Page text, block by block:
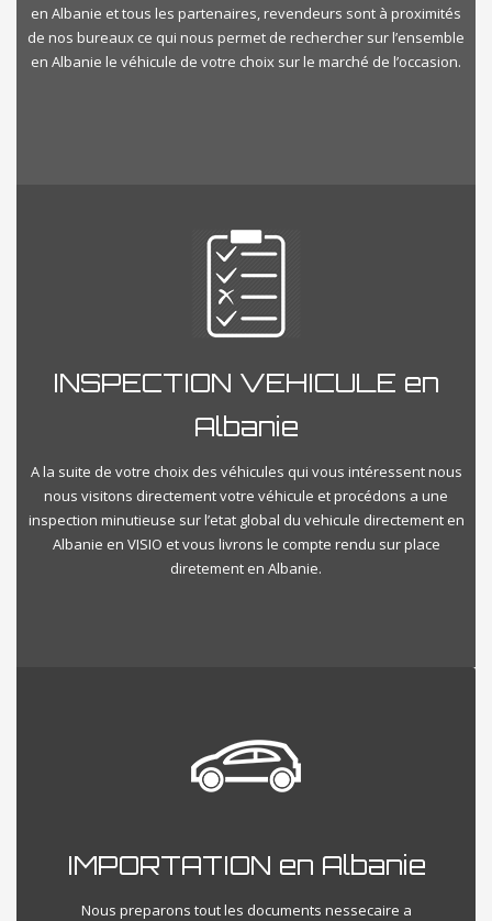
en Albanie et tous les partenaires, revendeurs sont à proximités
de nos bureaux ce qui nous permet de rechercher sur l’ensemble
en Albanie le véhicule de votre choix sur le marché de l’occasion.
INSPECTION VEHICULE en
Albanie
A la suite de votre choix des véhicules qui vous intéressent nous
nous visitons directement votre véhicule et procédons a une
inspection minutieuse sur l’etat global du vehicule directement en
Albanie en VISIO et vous livrons le compte rendu sur place
diretement en Albanie.
IMPORTATION en Albanie
Nous preparons tout les documents nessecaire a